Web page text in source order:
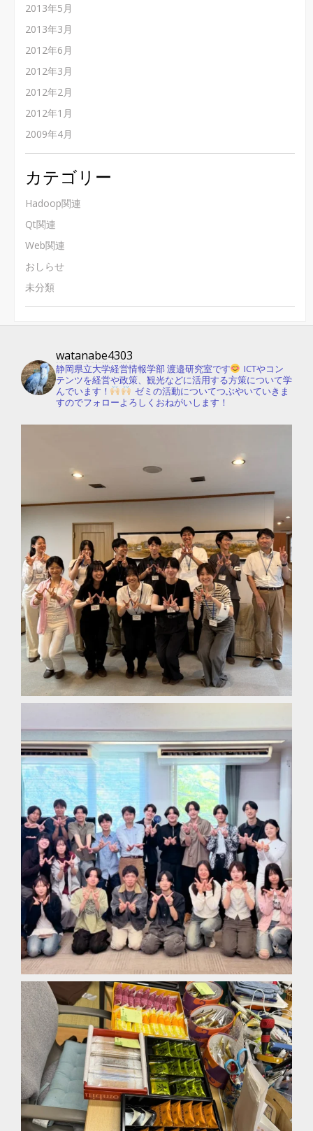
2013年5月
2013年3月
2012年6月
2012年3月
2012年2月
2012年1月
2009年4月
カテゴリー
Hadoop関連
Qt関連
Web関連
おしらせ
未分類
watanabe4303
静岡県立大学経営情報学部 渡邉研究室です
ICTやコン
テンツを経営や政策、観光などに活用する方策について学
んでいます！
ゼミの活動についてつぶやいていきま
すのでフォローよろしくおねがいします！